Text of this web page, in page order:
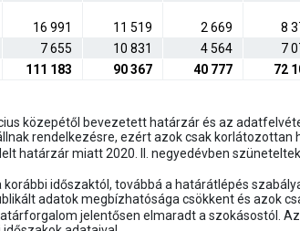
16 991 11 519 2 669
8
7 655 10 831 4 564
7
111 183 90 367 40 777 72
közepétől bevezetett határzár és az
rendelkezésre, ezért azok csak
határzár miatt 2020. II. negyedévben
időszaktól, továbbá a határátlépés
adatok megbízhatósága csökkent és azok
jelentősen elmaradt a szokásostól.